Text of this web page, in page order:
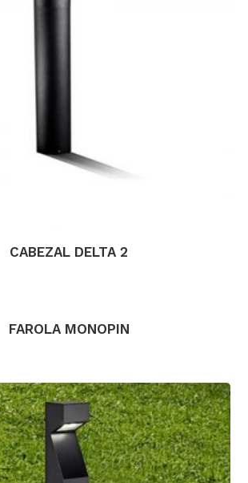
CABEZAL DELTA 2
FAROLA MONOPIN